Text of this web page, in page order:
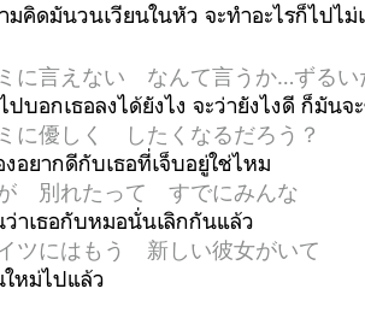
มคิดมันวนเวียนในหัว จะทำอะไรก็ไปไม่
に言えない なんて言うか…ずるい
ปบอกเธอลงได้ยังไง จะว่ายังไงดี ก็มันจ
に優しく したくなるだろう？
งอยากดีกับเธอที่เจ็บอยู่ใช่ไหม
別れたって すでにみんな
ว่าเธอกับหมอนั่นเลิกกันแล้ว
ツにはもう 新しい彼女がいて
หม่ไปแล้ว